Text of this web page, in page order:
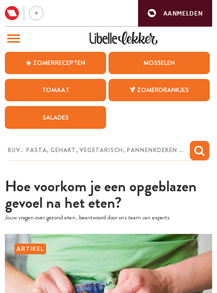
AANMELDEN
☀️ ZOMERRECEPTEN MOSSELEN
TOMAAT 🍹 ZOMERDRANKJES
SALADES
Hoe voorkom je een opgeblazen
gevoel na het eten?
Jouw vragen over gezond eten, beantwoord door ons team van experts
ARTIKEL
BEZOEK ONZE ANDERE WEBSITES
WEEKMENU
CHAT MET MAIA
MIJN BEWAARDE RECEPTEN